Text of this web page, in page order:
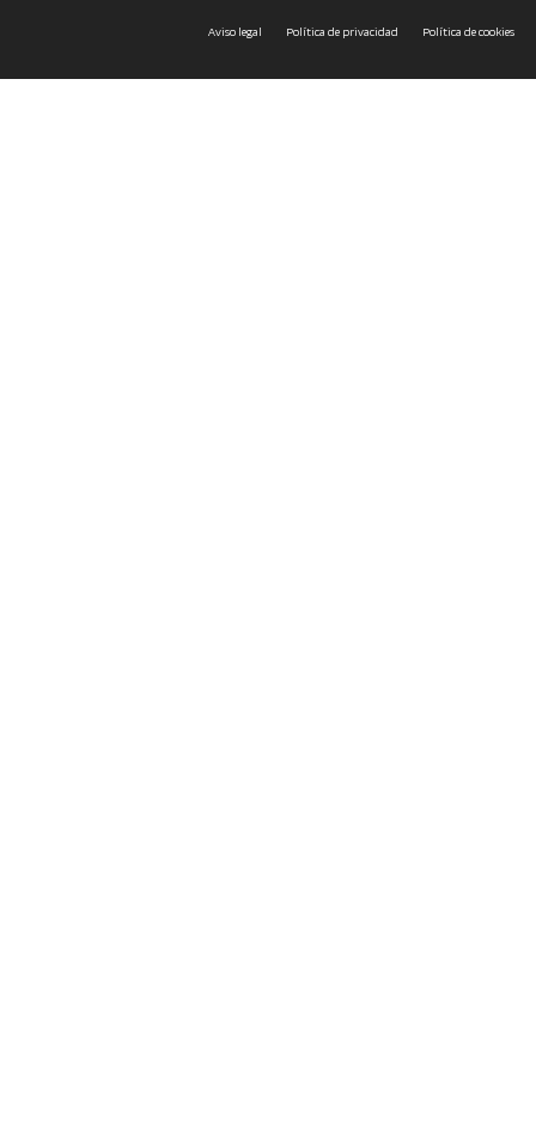
Aviso legal Política de privacidad Política de cookies